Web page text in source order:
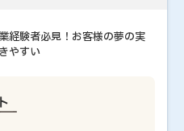
験者必見！お客様の夢の実
やすい